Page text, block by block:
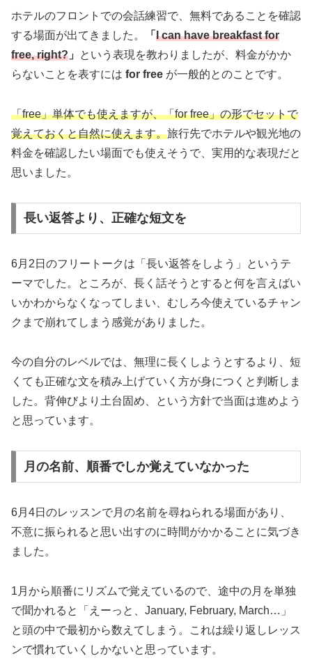
ホテルのフロントでの会話練習で、無料であることを確認
する場面が出てきました。
「 I can have breakfast for
free, right? 」
という表現を教わりましたが、料金がかか
らないことを表すには for free が一般的とのことです。
「free」単体でも使えますが、「for free」の形でセットで
覚えておくと自然に使えます。旅行先でホテルや観光地の
料金を確認したい場面でも使えそうで、実用的な表現だと
思いました。
長い返答より、正確な短文を
6月2日のフリートークは「長い返答をしよう」というテ
ーマでした。ところが、長く話そうとすると何を言えばい
いかわからなくなってしまい、むしろ今使えているチャン
クまで崩れてしまう感覚がありました。
今の自分のレベルでは、無理に長くしようとするより、短
くても正確な文を積み上げていく方が身につくと判断しま
した。背伸びより土台固め、という方針で当面は進めよう
と思っています。
月の名前、順番でしか覚えていなかった
6月4日のレッスンで月の名前を尋ねられる場面があり、
不意に振られると思い出すのに時間がかかることに気づき
ました。
1月から順番にリズムで覚えているので、途中の月を単独
で聞かれると「えーっと、January, February, March…」
と頭の中で最初から数えてしまう。これは繰り返しレッス
ンで慣れていくしかないと思っています。